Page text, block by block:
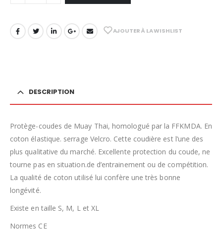
AJOUTER À LA WISHLIST
DESCRIPTION
Protège-coudes de Muay Thai, homologué par la FFKMDA. En
coton élastique. serrage Velcro. Cette coudière est l’une des
plus qualitative du marché. Excellente protection du coude, ne
tourne pas en situation.de d’entrainement ou de compétition.
La qualité de coton utilisé lui confère une très bonne
longévité.
Existe en taille S, M, L et XL
Normes CE